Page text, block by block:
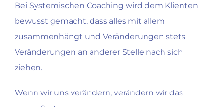
Bei Systemischen Coaching wird dem Klienten
bewusst gemacht, dass alles mit allem
zusammenhängt und Veränderungen stets
Veränderungen an anderer Stelle nach sich
ziehen.
Wenn wir uns verändern, verändern wir das